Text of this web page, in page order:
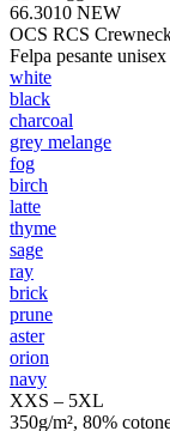
66.3010 NEW
OCS RCS
Felpa pesante unisex
white
black
charcoal
grey melange
fog
birch
latte
thyme
sage
ray
brick
prune
aster
orion
navy
XXS – 5XL
350g/m², 80%